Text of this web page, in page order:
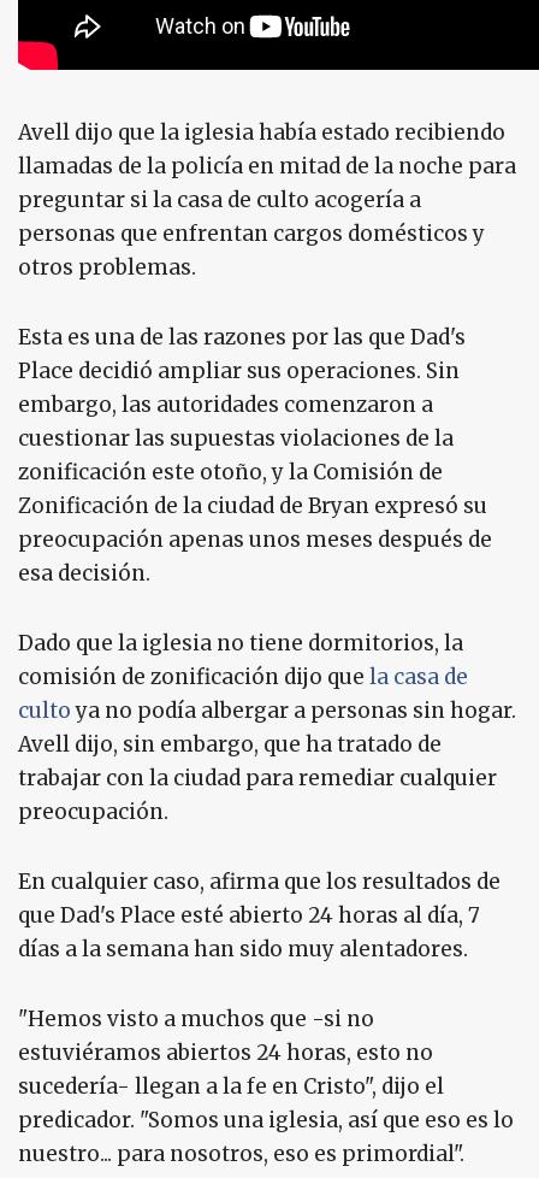
Avell dijo que la iglesia había estado recibiendo
llamadas de la policía en mitad de la noche para
preguntar si la casa de culto acogería a
personas que enfrentan cargos domésticos y
otros problemas.
Esta es una de las razones por las que Dad's
Place decidió ampliar sus operaciones. Sin
embargo, las autoridades comenzaron a
cuestionar las supuestas violaciones de la
zonificación este otoño, y la Comisión de
Zonificación de la ciudad de Bryan expresó su
preocupación apenas unos meses después de
esa decisión.
Dado que la iglesia no tiene dormitorios, la
comisión de zonificación dijo que la casa de
cultoya no podía albergar a personas sin hogar.
Avell dijo, sin embargo, que ha tratado de
trabajar con la ciudad para remediar cualquier
preocupación.
En cualquier caso, afirma que los resultados de
que Dad's Place esté abierto 24 horas al día, 7
días a la semana han sido muy alentadores.
"Hemos visto a muchos que -si no
estuviéramos abiertos 24 horas, esto no
sucedería- llegan a la fe en Cristo", dijo el
predicador. "Somos una iglesia, así que eso es lo
nuestro... para nosotros, eso es primordial".